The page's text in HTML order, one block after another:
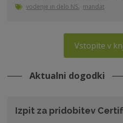
vodenje in delo NS, mandat
Vstopite v
Aktualni dogodki
Izpit za pridobitev